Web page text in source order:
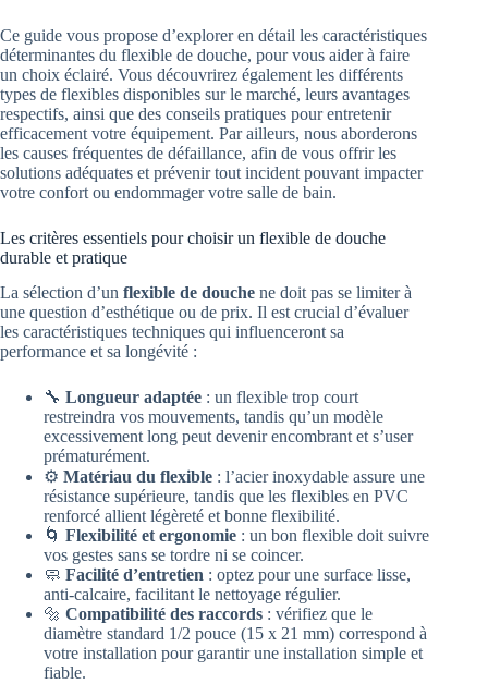
Ce guide vous propose d’explorer en détail les caractéristiques
déterminantes du flexible de douche, pour vous aider à faire
un choix éclairé. Vous découvrirez également les différents
types de flexibles disponibles sur le marché, leurs avantages
respectifs, ainsi que des conseils pratiques pour entretenir
efficacement votre équipement. Par ailleurs, nous aborderons
les causes fréquentes de défaillance, afin de vous offrir les
solutions adéquates et prévenir tout incident pouvant impacter
votre confort ou endommager votre salle de bain.
Les critères essentiels pour choisir un flexible de douche
durable et pratique
La sélection d’un flexible de douche ne doit pas se limiter à
une question d’esthétique ou de prix. Il est crucial d’évaluer
les caractéristiques techniques qui influenceront sa
performance et sa longévité :
🔧 Longueur adaptée : un flexible trop court
restreindra vos mouvements, tandis qu’un modèle
excessivement long peut devenir encombrant et s’user
prématurément.
⚙️ Matériau du flexible : l’acier inoxydable assure une
résistance supérieure, tandis que les flexibles en PVC
renforcé allient légèreté et bonne flexibilité.
🌀 Flexibilité et ergonomie : un bon flexible doit suivre
vos gestes sans se tordre ni se coincer.
🧼 Facilité d’entretien : optez pour une surface lisse,
anti-calcaire, facilitant le nettoyage régulier.
🔩 Compatibilité des raccords : vérifiez que le
diamètre standard 1/2 pouce (15 x 21 mm) correspond à
votre installation pour garantir une installation simple et
fiable.